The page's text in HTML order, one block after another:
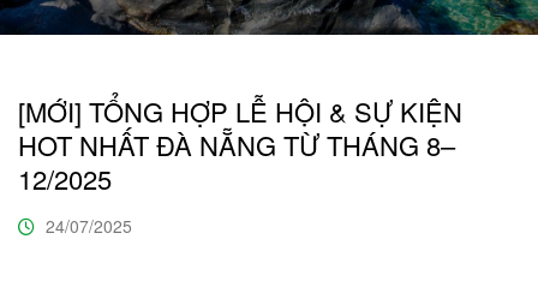
[MỚI] TỔNG HỢP LỄ HỘI & SỰ KIỆN
HOT NHẤT ĐÀ NẴNG TỪ THÁNG 8–
12/2025
24/07/2025